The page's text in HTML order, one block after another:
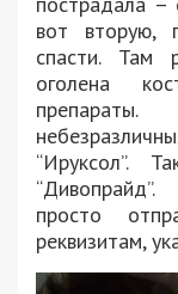
вот вторую,
спасти. Там
оголена
“Ируксол”.
просто
реквизитам,